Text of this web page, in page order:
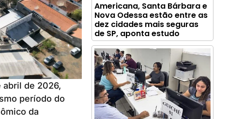
abril de 2026,
período do
da
Americana, Santa Bárbara e
Nova Odessa estão entre as
dez cidades mais seguras
de SP, aponta estudo